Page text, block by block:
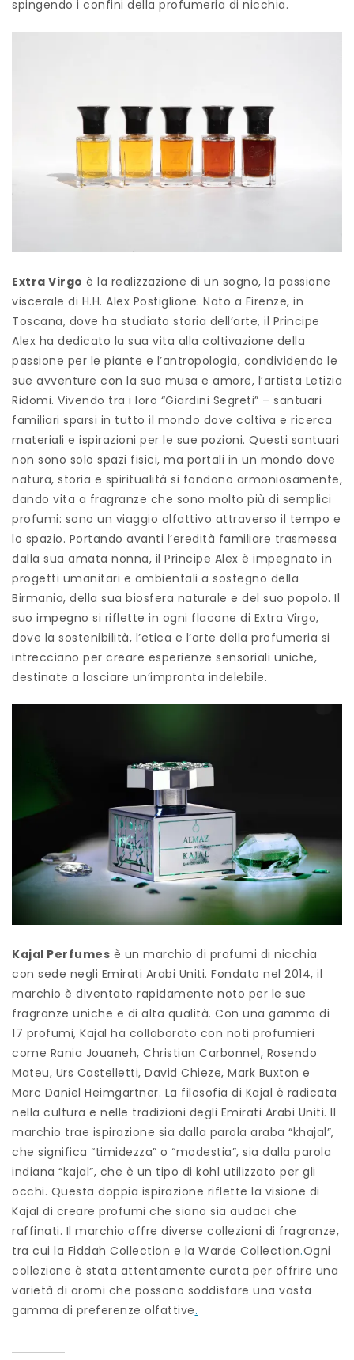
spingendo i confini della profumeria di nicchia.
Extra Virgo è la realizzazione di un sogno, la passione
viscerale di H.H. Alex Postiglione. Nato a Firenze, in
Toscana, dove ha studiato storia dell’arte, il Principe
Alex ha dedicato la sua vita alla coltivazione della
passione per le piante e l’antropologia, condividendo le
sue avventure con la sua musa e amore, l’artista Letizia
Ridomi. Vivendo tra i loro “Giardini Segreti” – santuari
familiari sparsi in tutto il mondo dove coltiva e ricerca
materiali e ispirazioni per le sue pozioni. Questi santuari
non sono solo spazi fisici, ma portali in un mondo dove
natura, storia e spiritualità si fondono armoniosamente,
dando vita a fragranze che sono molto più di semplici
profumi: sono un viaggio olfattivo attraverso il tempo e
lo spazio. Portando avanti l’eredità familiare trasmessa
dalla sua amata nonna, il Principe Alex è impegnato in
progetti umanitari e ambientali a sostegno della
Birmania, della sua biosfera naturale e del suo popolo. Il
suo impegno si riflette in ogni flacone di Extra Virgo,
dove la sostenibilità, l’etica e l’arte della profumeria si
intrecciano per creare esperienze sensoriali uniche,
destinate a lasciare un’impronta indelebile.
Kajal Perfumes è un marchio di profumi di nicchia
con sede negli Emirati Arabi Uniti. Fondato nel 2014, il
marchio è diventato rapidamente noto per le sue
fragranze uniche e di alta qualità. Con una gamma di
17 profumi, Kajal ha collaborato con noti profumieri
come Rania Jouaneh, Christian Carbonnel, Rosendo
Mateu, Urs Castelletti, David Chieze, Mark Buxton e
Marc Daniel Heimgartner. La filosofia di Kajal è radicata
nella cultura e nelle tradizioni degli Emirati Arabi Uniti. Il
marchio trae ispirazione sia dalla parola araba “khajal”,
che significa “timidezza” o “modestia”, sia dalla parola
indiana “kajal”, che è un tipo di kohl utilizzato per gli
occhi. Questa doppia ispirazione riflette la visione di
Kajal di creare profumi che siano sia audaci che
raffinati. Il marchio offre diverse collezioni di fragranze,
tra cui la Fiddah Collection e la Warde Collection.Ogni
collezione è stata attentamente curata per offrire una
varietà di aromi che possono soddisfare una vasta
gamma di preferenze olfattive.